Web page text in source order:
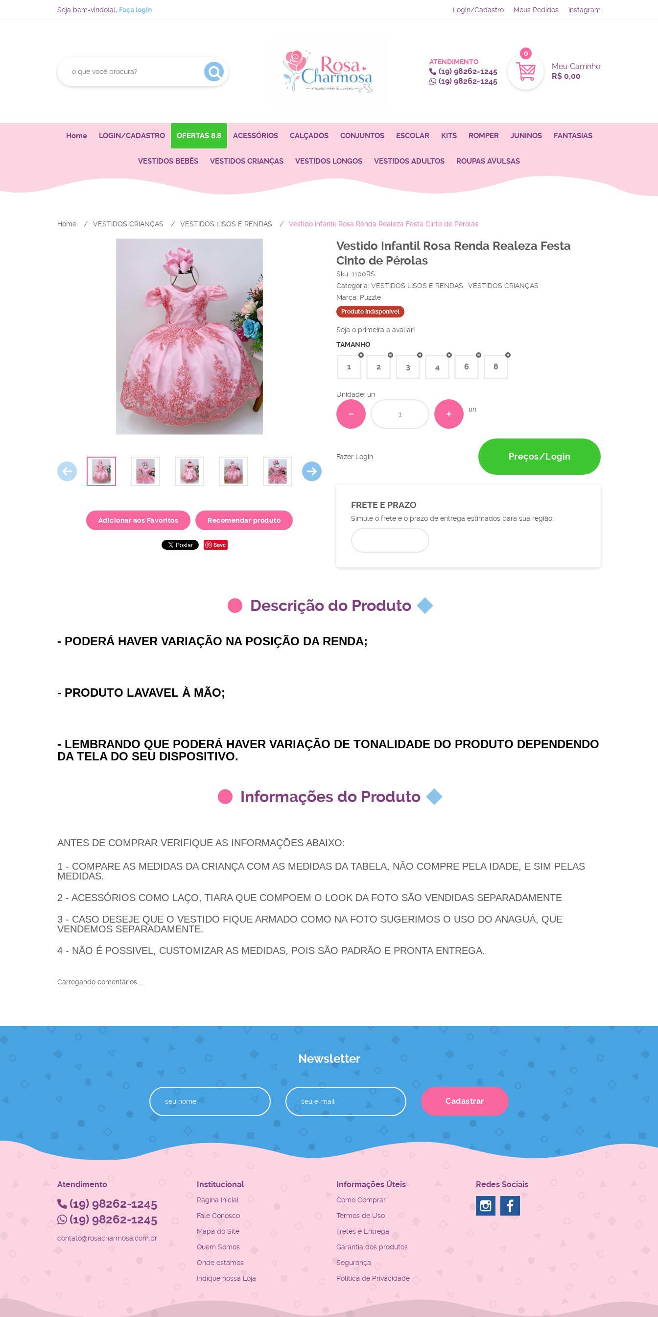
Seja bem-vindo(a), Faça login Login/Cadastro Meus Pedidos Instagram
ATENDIMENTO
(19)98262-1245
(19)98262-1245
Meu Carrinho
0
R$ 0,00
Home LOGIN/CADASTRO OFERTAS 8.8 ACESSÓRIOS CALÇADOS CONJUNTOS ESCOLAR KITS ROMPER JUNINOS FANTASIAS
VESTIDOS BEBÊS VESTIDOS CRIANÇAS VESTIDOS LONGOS VESTIDOS ADULTOS ROUPAS AVULSAS
Home VESTIDOS CRIANÇAS VESTIDOS LISOS E RENDAS Vestido Infantil Rosa Renda Realeza Festa Cinto de Pérolas
Adicionar aos Favoritos Recomendar produto
Save
Vestido Infantil Rosa Renda Realeza Festa
Cinto de Pérolas
Sku: 1100RS
Categoria: VESTIDOS LISOS E RENDAS
VESTIDOS CRIANÇAS
Marca: Puzzle
Produto Indisponível
Seja o primeira a avaliar!
TAMANHO
1 2 3 4 6 8
Unidade: un
un
Fazer Login Preços/Login
FRETE E PRAZO
Simule o frete e o prazo de entrega estimados para sua região:
Descrição do Produto
- PODERÁ HAVER VARIAÇÃO NA POSIÇÃO DA RENDA;
- PRODUTO LAVAVEL À MÃO;
- LEMBRANDO QUE PODERÁ HAVER VARIAÇÃO DE TONALIDADE DO PRODUTO DEPENDENDO
DA TELA DO SEU DISPOSITIVO.
Informações do Produto
ANTES DE COMPRAR VERIFIQUE AS INFORMAÇÕES ABAIXO:
1 - COMPARE AS MEDIDAS DA CRIANÇA COM AS MEDIDAS DA TABELA, NÃO COMPRE PELA IDADE, E SIM PELAS
MEDIDAS.
2 - ACESSÓRIOS COMO LAÇO, TIARA QUE COMPOEM O LOOK DA FOTO SÃO VENDIDAS SEPARADAMENTE
3 - CASO DESEJE QUE O VESTIDO FIQUE ARMADO COMO NA FOTO SUGERIMOS O USO DO ANAGUÁ, QUE
VENDEMOS SEPARADAMENTE.
4 - NÃO É POSSIVEL, CUSTOMIZAR AS MEDIDAS, POIS SÃO PADRÃO E PRONTA ENTREGA.
Carregando comentários ...
Newsletter
Cadastrar
Atendimento
(19) 98262-1245
(19) 98262-1245
contato@rosacharmosa.com.br
Institucional
Página Inicial
Fale Conosco
Mapa do Site
Quem Somos
Onde estamos
Indique nossa Loja
Informações Úteis
Como Comprar
Termos de Uso
Fretes e Entrega
Garantia dos produtos
Segurança
Política de Privacidade
Redes Sociais